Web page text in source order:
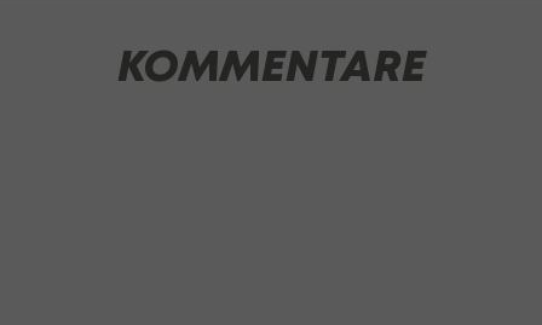
KOMMENTARE